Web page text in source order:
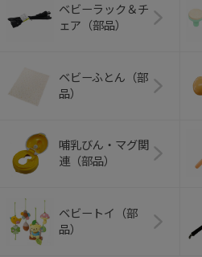
ベビーラック＆チ
ェア（部品）
ベビーふとん（部
品）
哺乳びん・マグ関
連（部品）
ベビートイ（部
品）